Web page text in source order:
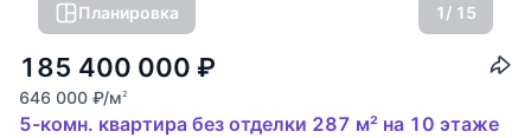
Планировка 1/ 15
185 400 000 ₽
646 000 ₽/м2
5-комн. квартира без отделки 287 м² на 10 этаже